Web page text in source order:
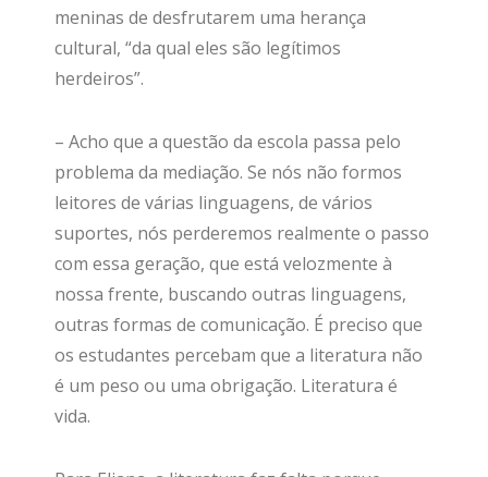
meninas de desfrutarem uma herança
cultural, “da qual eles são legítimos
herdeiros”.
– Acho que a questão da escola passa pelo
problema da mediação. Se nós não formos
leitores de várias linguagens, de vários
suportes, nós perderemos realmente o passo
com essa geração, que está velozmente à
nossa frente, buscando outras linguagens,
outras formas de comunicação. É preciso que
os estudantes percebam que a literatura não
é um peso ou uma obrigação. Literatura é
vida.